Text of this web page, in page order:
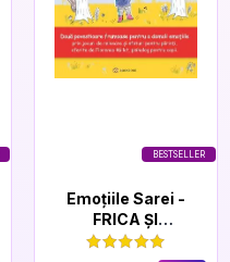
BESTSELLER
Emoțiile Sarei -
FRICA ȘI
CURAJUL